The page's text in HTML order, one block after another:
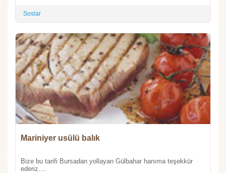
Soslar
Mariniyer usülü balık
Bize bu tarifi Bursadan yollayan Gülbahar hanıma teşekkür
ederiz....